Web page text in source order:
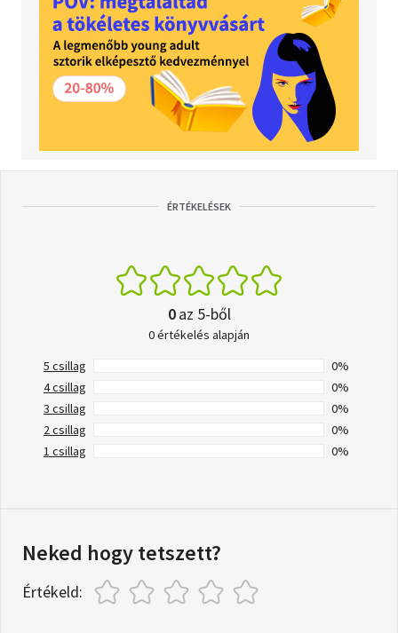
ÉRTÉKELÉSEK
0az 5-ből
0 értékelés alapján
5 csillag
0%
4 csillag
0%
3 csillag
0%
2 csillag
0%
1 csillag
0%
Neked hogy tetszett?
Értékeld: